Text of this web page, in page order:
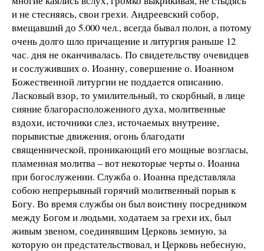
и не стесняясь, свои грехи. Андреевский собор,
вмещавший до 5.000 чел., всегда бывал полон, а потому
очень долго шло причащение и литургия раньше 12
час. дня не оканчивалась. По свидетельству очевидцев
и сослуживших о. Иоанну, совершение о. Иоанном
Божественной литургии не поддается описанию.
Ласковый взор, то умилительный, то скорбный, в лице
сияние благорасположенного духа, молитвенные
вздохи, источники слез, источаемых внутренне,
порывистые движения, огонь благодати
священнической, проникающий его мощные возгласы,
пламенная молитва – вот некоторые черты о. Иоанна
при богослужении. Служба о. Иоанна представляла
собою непрерывный горячий молитвенный порыв к
Богу. Во время службы он был воистину посредником
между Богом и людьми, ходатаем за грехи их, был
живым звеном, соединявшим Церковь земную, за
которую он предстательствовал, и Церковь небесную,